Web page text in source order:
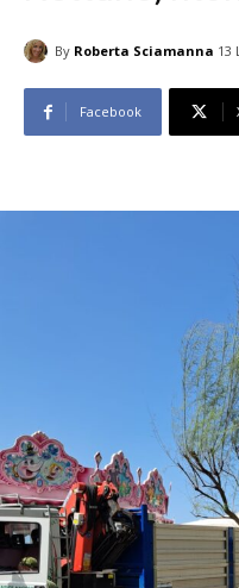
By Roberta Sciamanna 13
Facebook